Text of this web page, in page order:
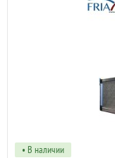
• В наличии